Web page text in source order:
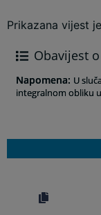
Prikazana vijest
Obavijest
Napomena: U
integralnom obliku